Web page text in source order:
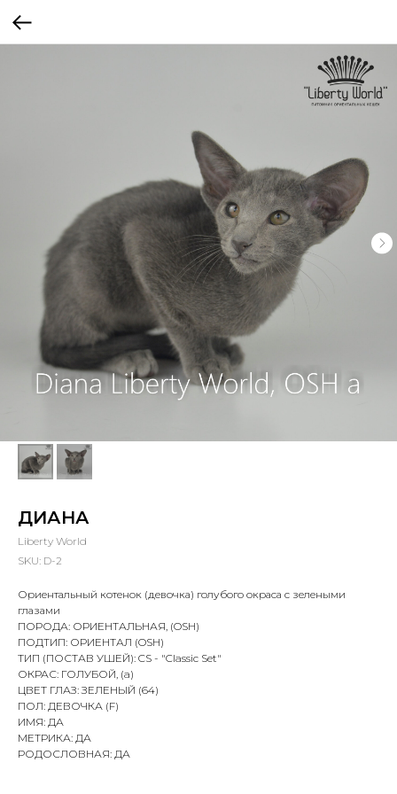
ДИАНА
Liberty World
SKU: D-2
Ориентальный котенок (девочка) голубого окраса с зелеными
глазами
ПОРОДА: ОРИЕНТАЛЬНАЯ, (OSH)
ПОДТИП: ОРИЕНТАЛ (OSH)
ТИП (ПОСТАВ УШЕЙ): CS - "Classiс Set"
ОКРАС: ГОЛУБОЙ, (a)
ЦВЕТ ГЛАЗ: ЗЕЛЕНЫЙ (64)
ПОЛ: ДЕВОЧКА (F)
ИМЯ: ДА
МЕТРИКА: ДА
РОДОСЛОВНАЯ: ДА